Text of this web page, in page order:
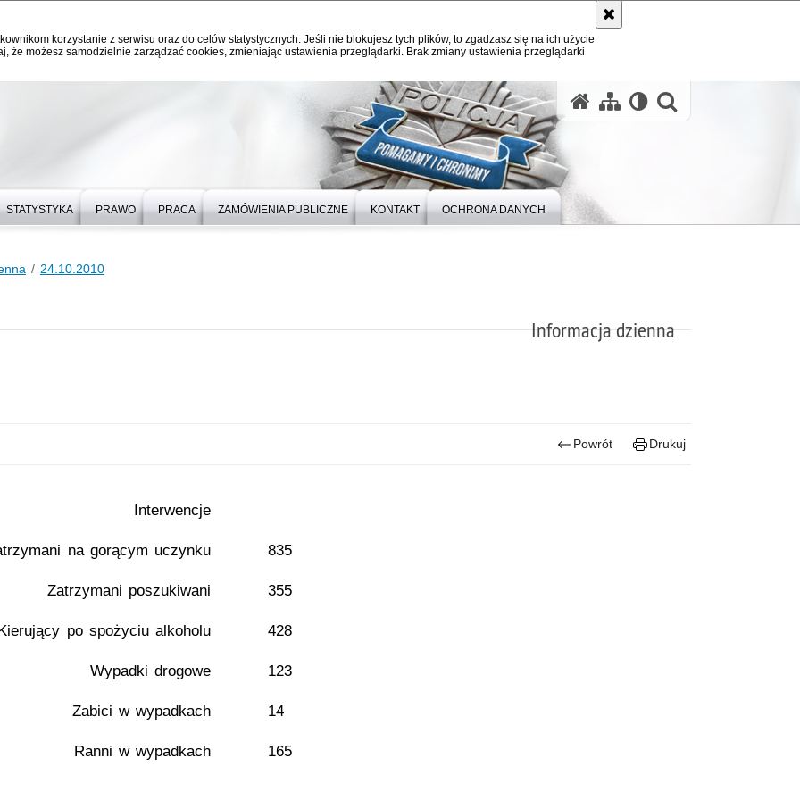
korzystanie z serwisu oraz do celów statystycznych. Jeśli nie blokujesz tych plików, to zgadzasz się na ich użycie
że możesz samodzielnie zarządzać cookies, zmieniając ustawienia przeglądarki. Brak zmiany ustawienia przeglądarki
STATYSTYKA PRAWO PRACA ZAMÓWIENIA PUBLICZNE KONTAKT OCHRONA DANYCH
24.10.2010
Informacja dzienna
Powrót Drukuj
Interwencje
na gorącym uczynku 835
Zatrzymani poszukiwani 355
po spożyciu alkoholu 428
Wypadki drogowe 123
Zabici w wypadkach 14
Ranni w wypadkach 165